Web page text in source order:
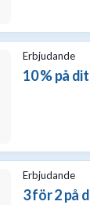
Erbjudande
10 % på
Erbjudande
3 för 2 på